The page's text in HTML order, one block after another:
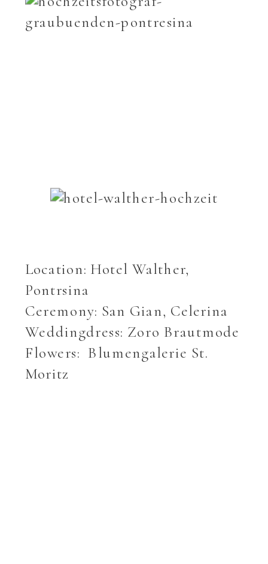
Location: Hotel Walther,
Pontrsina
Ceremony: San Gian, Celerina
Weddingdress: Zoro Brautmode
Flowers: Blumengalerie St.
Moritz